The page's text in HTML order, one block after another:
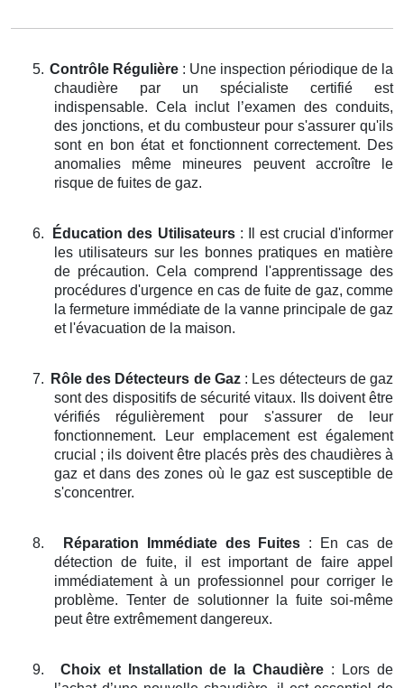
5. Contrôle Régulière : Une inspection périodique de la
chaudière par un spécialiste certifié est
indispensable. Cela inclut l’examen des conduits,
des jonctions, et du combusteur pour s'assurer qu'ils
sont en bon état et fonctionnent correctement. Des
anomalies même mineures peuvent accroître le
risque de fuites de gaz.
6. Éducation des Utilisateurs: Il est crucial d'informer
les utilisateurs sur les bonnes pratiques en matière
de précaution. Cela comprend l'apprentissage des
procédures d'urgence en cas de fuite de gaz, comme
la fermeture immédiate de la vanne principale de gaz
et l'évacuation de la maison.
7. Rôle des Détecteurs de Gaz: Les détecteurs de gaz
sont des dispositifs de sécurité vitaux. Ils doivent être
vérifiés régulièrement pour s'assurer de leur
fonctionnement. Leur emplacement est également
crucial ; ils doivent être placés près des chaudières à
gaz et dans des zones où le gaz est susceptible de
s'concentrer.
8. Réparation Immédiate des Fuites : En cas de
détection de fuite, il est important de faire appel
immédiatement à un professionnel pour corriger le
problème. Tenter de solutionner la fuite soi-même
peut être extrêmement dangereux.
9. Choix et Installation de la Chaudière : Lors de